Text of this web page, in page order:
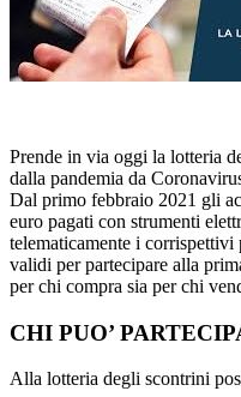
Prende in via oggi la lotteria
dalla pandemia da
Dal primo febbraio 2021 gli
euro pagati con strumenti
telematicamente i
validi per partecipare alla
per chi compra sia per chi
CHI PUO’
Alla lotteria degli scontrini